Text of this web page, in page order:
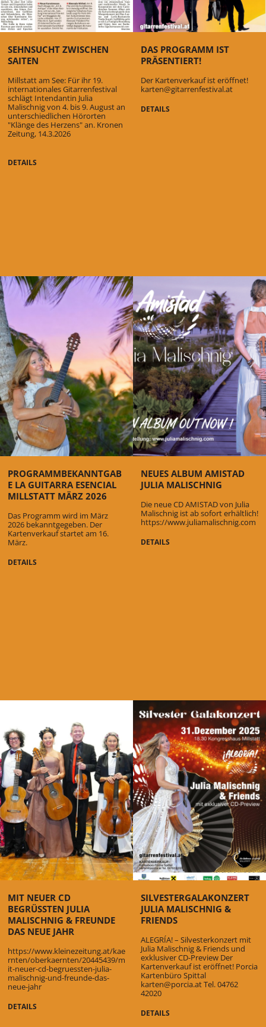
SEHNSUCHT ZWISCHEN
SAITEN
Millstatt am See: Für ihr 19.
internationales Gitarrenfestival
schlägt Intendantin Julia
Malischnig von 4. bis 9. August an
unterschiedlichen Hörorten
"Klänge des Herzens" an. Kronen
Zeitung, 14.3.2026
DETAILS
DAS PROGRAMM IST
PRÄSENTIERT!
Der Kartenverkauf ist eröffnet!
karten@gitarrenfestival.at
DETAILS
PROGRAMMBEKANNTGAB
E LA GUITARRA ESENCIAL
MILLSTATT MÄRZ 2026
Das Programm wird im März
2026 bekanntgegeben. Der
Kartenverkauf startet am 16.
März.
DETAILS
NEUES ALBUM AMISTAD
JULIA MALISCHNIG
Die neue CD AMISTAD von Julia
Malischnig ist ab sofort erhältlich!
https://www.juliamalischnig.com
DETAILS
MIT NEUER CD
BEGRÜSSTEN JULIA M
ALISCHNIG & FREUNDE D
AS NEUE JAHR
https://www.kleinezeitung.at/kae
rnten/oberkaernten/20445439/m
it-neuer-cd-begruessten-julia-
malischnig-und-freunde-das-
neue-jahr
DETAILS
SILVESTERGALAKONZERT
JULIA MALISCHNIG &
FRIENDS
ALEGRÍA! – Silvesterkonzert mit
Julia Malischnig & Friends und
exklusiver CD-Preview Der
Kartenverkauf ist eröffnet! Porcia
Kartenbüro Spittal
karten@porcia.at Tel. 04762
42020
DETAILS